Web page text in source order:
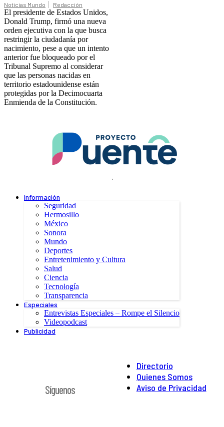
Noticias Mundo Redacción
El presidente de Estados Unidos,
Donald Trump, firmó una nueva
orden ejecutiva con la que busca
restringir la ciudadanía por
nacimiento, pese a que un intento
anterior fue bloqueado por el
Tribunal Supremo al considerar
que las personas nacidas en
territorio estadounidense están
protegidas por la Decimocuarta
Enmienda de la Constitución.
.
Información
Seguridad
Hermosillo
México
Sonora
Mundo
Deportes
Entretenimiento y Cultura
Salud
Ciencia
Tecnología
Transparencia
Especiales
Entrevistas Especiales – Rompe el Silencio
Videopodcast
Publicidad
Directorio
Quienes Somos
Aviso de Privacidad
Síguenos